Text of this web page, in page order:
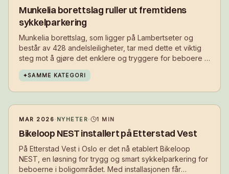
Munkelia borettslag ruller ut fremtidens
sykkelparkering
Munkelia borettslag, som ligger på Lambertseter og
består av 428 andelsleiligheter, tar med dette et viktig
steg mot å gjøre det enklere og tryggere for beboere å
velge sykkelen i hverdagen.
✦SAMME KATEGORI
MAR 2026· NYHETER· 1 MIN
Bikeloop NEST installert på Etterstad Vest
På Etterstad Vest i Oslo er det nå etablert Bikeloop
NEST, en løsning for trygg og smart sykkelparkering for
beboerne i boligområdet. Med installasjonen får